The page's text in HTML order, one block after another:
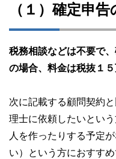
（１）確定申
税務相談などは不要で
の場合、料金は税抜１
次に記載する顧問契約
理士に依頼したいとい
人を作ったりする予定
い）という方におすすめ